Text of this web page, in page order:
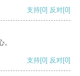
支持[0] 反对[0]
支持[0] 反对[0]